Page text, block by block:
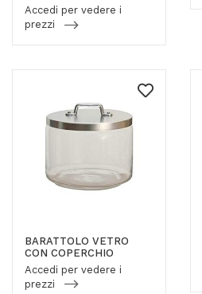
Accedi per vedere i
prezzi
BARATTOLO VETRO
CON COPERCHIO
Accedi per vedere i
prezzi